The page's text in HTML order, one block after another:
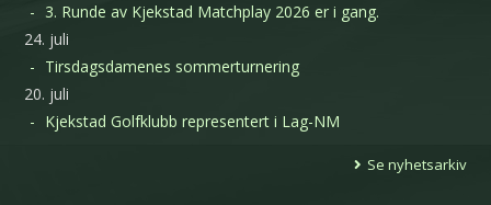
3. Runde av Kjekstad Matchplay 2026 er i gang.
24. juli
Tirsdagsdamenes sommerturnering
20. juli
Kjekstad Golfklubb representert i Lag-NM
Se nyhetsarkiv